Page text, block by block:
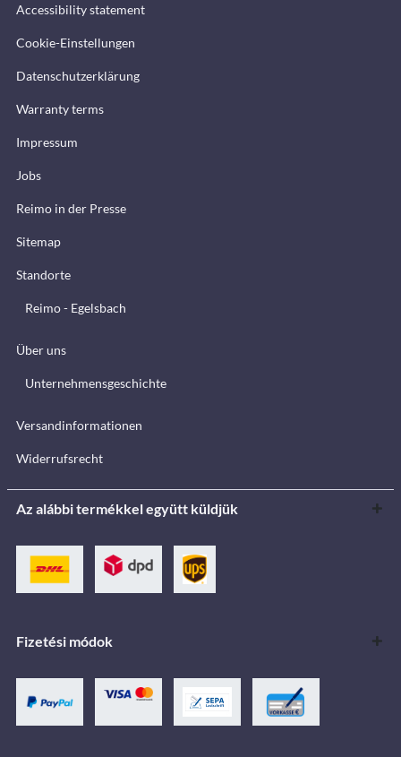
Accessibility statement
Cookie-Einstellungen
Datenschutzerklärung
Warranty terms
Impressum
Jobs
Reimo in der Presse
Sitemap
Standorte
Reimo - Egelsbach
Über uns
Unternehmensgeschichte
Versandinformationen
Widerrufsrecht
Az alábbi termékkel együtt küldjük
Fizetési módok